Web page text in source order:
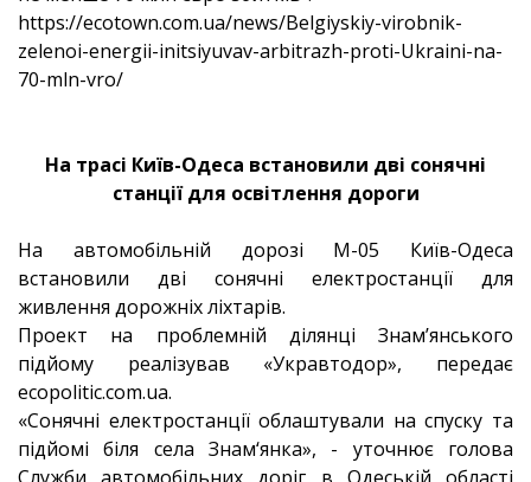
https://ecotown.com.ua/news/Belgiyskiy-virobnik-
zelenoi-energii-initsiyuvav-arbitrazh-proti-Ukraini-na-
70-mln-vro/
На трасі Київ-Одеса встановили дві сонячні
станції для освітлення дороги
На автомобільній дорозі М-05 Київ-Одеса
встановили дві сонячні електростанції для
живлення дорожніх ліхтарів.
Проект на проблемній ділянці Знам’янського
підйому реалізував «Укравтодор», передає
ecopolitic.com.ua.
«Сонячні електростанції облаштували на спуску та
підйомі біля села Знам‘янка», - уточнює голова